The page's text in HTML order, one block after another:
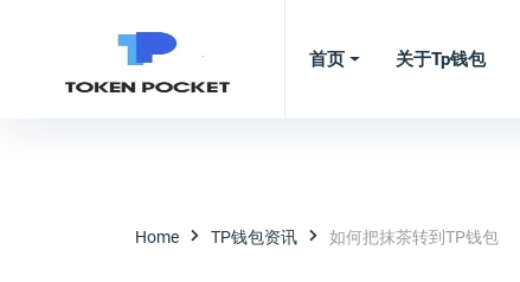
首页 关于tp钱包
Home TP钱包资讯 如何把抹茶转到TP钱包